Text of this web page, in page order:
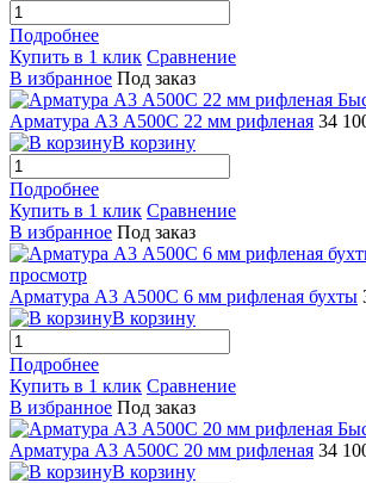
Подробнее
Купить в 1 клик Сравнение
В избранное Под заказ
Арматура А3 А500С 22 мм рифленая 34
В корзину
Подробнее
Купить в 1 клик Сравнение
В избранное Под заказ
просмотр
Арматура А3 А500С 6 мм рифленая бухты
В корзину
Подробнее
Купить в 1 клик Сравнение
В избранное Под заказ
Арматура А3 А500С 20 мм рифленая 34
В корзину